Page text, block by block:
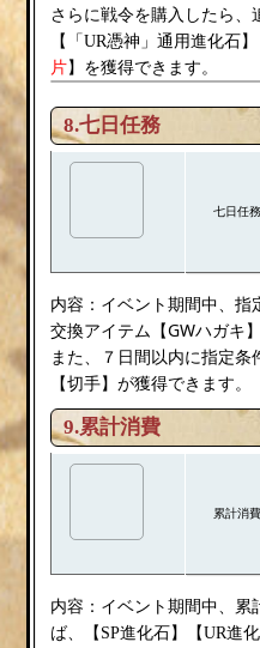
さらに戦令を購入したら、
【「UR憑神」通用進化石】
片】を獲得できます。
8.七日任務
七日任務
内容： イベント期間中、指
交換アイテム【GWハガキ
また、７日間以内に指定
【切手】が獲得できます。
9.累計消費
累計消費
内容： イベント期間中、累
ば、【SP進化石】【UR進